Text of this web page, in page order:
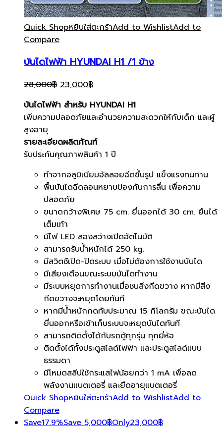
Quick Shopหยิบใส่ตะกร้าAdd to WishlistAdd to
Compare
บันไดไฟฟ้า HYUNDAI H1 /1 ข้าง
28,000฿ Original
was:
28,000฿.
23,000฿Current
is:
23,000฿.
บันไดไฟฟ้า สำหรับ HYUNDAI H1
เพิ่มความปลอดภัยและอำนวยความสะดวกให้กับเด็ก และผู้
สูงอายุ
รายละเอียดผลิตภัณฑ์
รับประกันคุณภาพสินค้า 1 ปี
ทำจากอลูมิเนียมอัลลอยฉีดขึ้นรูป แข็งแรงทนทาน
พื้นบันไดฉีดลอนหยาบป้องกันการลื่น เพื่อความ
ปลอดภัย
ขนาดกว้างพิเศษ 75 cm. ยื่นออกได้ 30 cm. ยืนได้
เต็มเท้า
มีไฟ LED สองสว่างเปิดอัตโนมัติ
สามารถรับน้ำหนักได้ 250 kg.
มีสวิตช์เปิด-ปิดระบบ เมื่อไม่ต้องการใช้งานบันได
มีเสียงเตือนขณะระบบบันไดทำงาน
มีระบบหยุดการทำงานเมื่อชนสิ่งกีดขวาง หากมีสิ่ง
กีดขวางจะหยุดโดยทันที
หากมีน้ำหนักกดทับประมาณ 15 กิโลกรัม ขณะบันได
ยื่นออกหรือเข้าเก็บระบบจะหยุดบันไดทันที
สามารถติดตั้งได้กับรถตู้ทุกรุ่น ทุกยี่ห้อ
ติดตั้งได้ทั้งประตูสไลด์ไฟฟ้า และประตูสไลด์แบบ
ธรรมดา
มีโหมดสลีปใช้กระแสไฟน้อยกว่า 1 mA เพื่อลด
พลังงานแบตเตอรี่ และยืดอายุแบตเตอรี่
Quick Shopหยิบใส่ตะกร้าAdd to WishlistAdd to
Compare
Save17.9%Save 5,000฿Only23,000฿